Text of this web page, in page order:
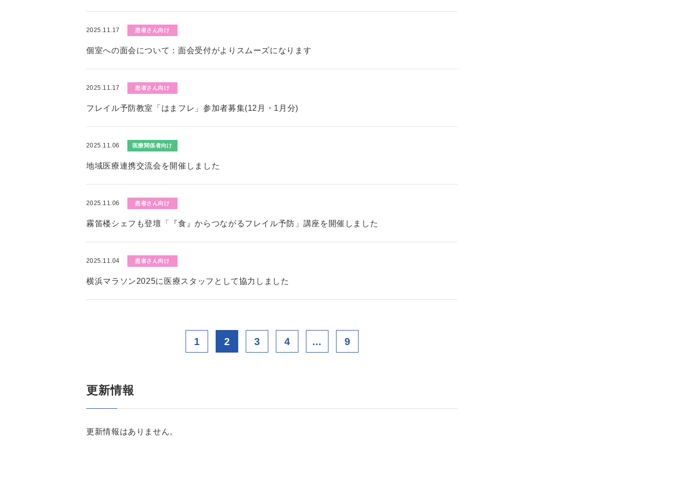
2025.11.17 患者さん向け
個室への面会について：面会受付がよりスムーズになります
2025.11.17 患者さん向け
フレイル予防教室「はまフレ」参加者募集(12月・1月分)
2025.11.06 医療関係者向け
地域医療連携交流会を開催しました
2025.11.06 患者さん向け
霧笛楼シェフも登壇「『食』からつながるフレイル予防」講座を開催しました
2025.11.04 患者さん向け
横浜マラソン2025に医療スタッフとして協力しました
1 2 3 4 ... 9
更新情報
更新情報はありません。